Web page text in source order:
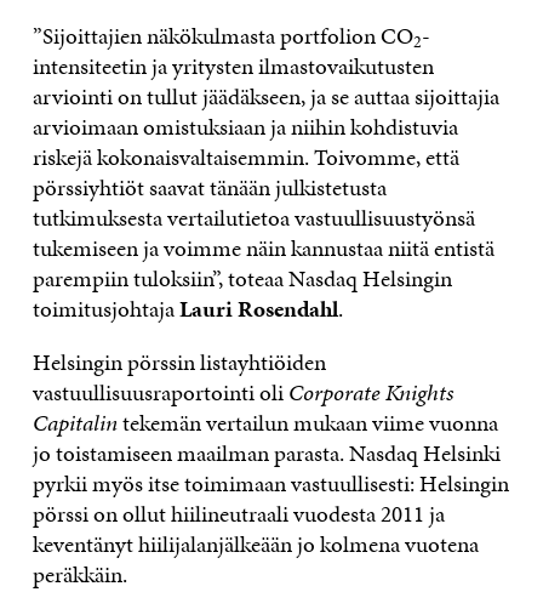
”Sijoittajien näkökulmasta portfolion CO2-
intensiteetin ja yritysten ilmastovaikutusten
arviointi on tullut jäädäkseen, ja se auttaa sijoittajia
arvioimaan omistuksiaan ja niihin kohdistuvia
riskejä kokonaisvaltaisemmin. Toivomme, että
pörssiyhtiöt saavat tänään julkistetusta
tutkimuksesta vertailutietoa vastuullisuustyönsä
tukemiseen ja voimme näin kannustaa niitä entistä
parempiin tuloksiin”, toteaa Nasdaq Helsingin
toimitusjohtajaLauri Rosendahl.
Helsingin pörssin listayhtiöiden
vastuullisuusraportointi oliCorporate Knights
Capitalintekemän vertailun mukaan viime vuonna
jo toistamiseen maailman parasta. Nasdaq Helsinki
pyrkii myös itse toimimaan vastuullisesti: Helsingin
pörssi on ollut hiilineutraali vuodesta 2011 ja
keventänyt hiilijalanjälkeään jo kolmena vuotena
peräkkäin.